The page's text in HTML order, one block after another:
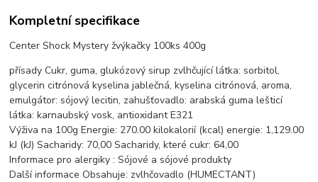
Kompletní specifikace
Center Shock Mystery žvýkačky 100ks 400g
přísady Cukr, guma, glukózový sirup zvlhčující látka: sorbitol,
glycerin citrónová kyselina jablečná, kyselina citrónová, aroma,
emulgátor: sójový lecitin, zahušťovadlo: arabská guma lešticí
látka: karnaubský vosk, antioxidant E321
Výživa na 100g Energie: 270.00 kilokalorií (kcal) energie: 1,129.00
kJ (kJ) Sacharidy: 70,00 Sacharidy, které cukr: 64,00
Informace pro alergiky : Sójové a sójové produkty
Další informace Obsahuje: zvlhčovadlo (HUMECTANT)